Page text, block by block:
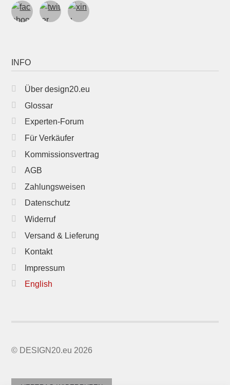
INFO
Über design20.eu
Glossar
Experten-Forum
Für Verkäufer
Kommissionsvertrag
AGB
Zahlungsweisen
Datenschutz
Widerruf
Versand & Lieferung
Kontakt
Impressum
English
© DESIGN20.eu 2026